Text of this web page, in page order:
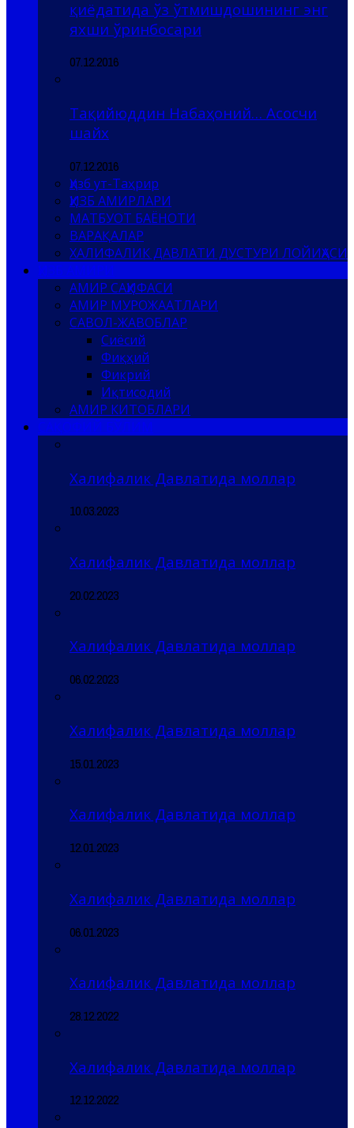
қиёдатида ўз ўтмишдошининг энг
яхши ўринбосари
07.12.2016
Тақийюддин Набаҳоний… Асосчи
шайх
07.12.2016
Ҳизб ут-Таҳрир
ҲИЗБ АМИРЛАРИ
МАТБУОТ БАЁНОТИ
ВАРАҚАЛАР
ХАЛИФАЛИК ДАВЛАТИ ДУСТУРИ ЛОЙИҲАСИ
АМИР САҲИФАСИ
АМИР МУРОЖААТЛАРИ
САВОЛ-ЖАВОБЛАР
Сиёсий
Фиқҳий
Фикрий
Иқтисодий
АМИР КИТОБЛАРИ
Халифалик Давлатида моллар
10.03.2023
Халифалик Давлатида моллар
20.02.2023
Халифалик Давлатида моллар
06.02.2023
Халифалик Давлатида моллар
15.01.2023
Халифалик Давлатида моллар
12.01.2023
Халифалик Давлатида моллар
06.01.2023
Халифалик Давлатида моллар
28.12.2022
Халифалик Давлатида моллар
12.12.2022